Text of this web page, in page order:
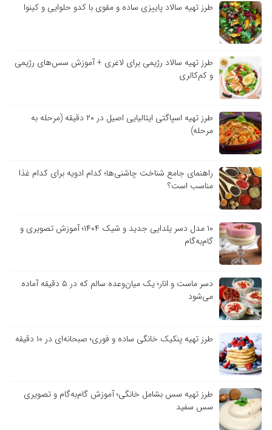
طرز تهیه سالاد پاییزی ساده و مقوی با کدو حلوایی و کینوا
طرز تهیه سالاد رژیمی برای لاغری + آموزش سس‌های رژیمی
و کم‌کالری
طرز تهیه اسپاگتی ایتالیایی اصیل در ۲۰ دقیقه (مرحله به
مرحله)
راهنمای جامع شناخت چاشنی‌ها؛ کدام ادویه برای کدام غذا
مناسب است؟
۱۰ مدل دسر یلدایی جدید و شیک ۱۴۰۴؛ آموزش تصویری و
گام‌به‌گام
دسر ماست و انار؛ یک میان‌وعده سالم که در ۵ دقیقه آماده
می‌شود
طرز تهیه پنکیک خانگی ساده و فوری؛ صبحانه‌ای در ۱۰ دقیقه
طرز تهیه سس بشامل خانگی؛ آموزش گام‌به‌گام و تصویری
سس سفید